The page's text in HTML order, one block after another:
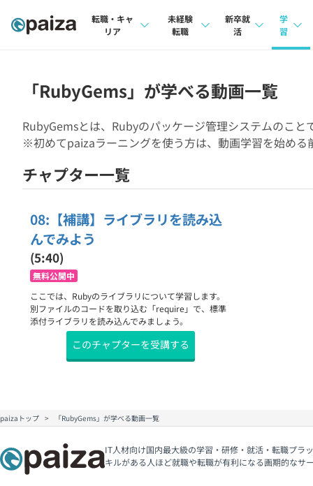
転職・キャ
リア
インタビュー
転職成功ガイド
未経験
転職
インタビュー
転職成功ガイド
新卒就
活
本選考
学
習
4択課
リフ
「RubyGems」が学べる動画一覧
RubyGemsとは、Rubyのパッケージ管理システムのこ
※初めてpaizaラーニングを使う方は、動画学習を始める
チャプター一覧
08:【補講】ライブラリを読み込
んでみよう
(5:40)
無料公開中
ここでは、Rubyのライブラリについて学習します。
別ファイルのコードを取り込む「require」で、標準
添付ライブラリを読み込んでみましょう。
このチャプターを受講する
paizaトップ 「RubyGems」が学べる動画一覧
IT人材向け国内最大級の学習・研修・就活・転職プラ
キルがある人ほど就職や転職が有利になる画期的なサ